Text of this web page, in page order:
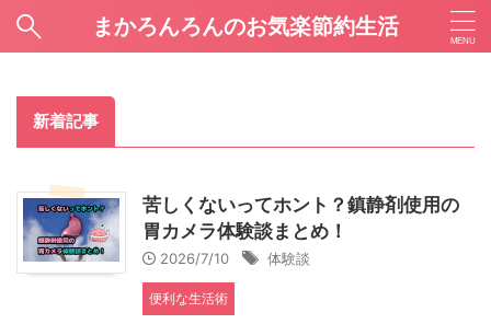
まかろんろんのお気楽節約生活
新着記事
苦しくないってホント？鎮静剤使用の
胃カメラ体験談まとめ！
2026/7/10 体験談
便利な生活術